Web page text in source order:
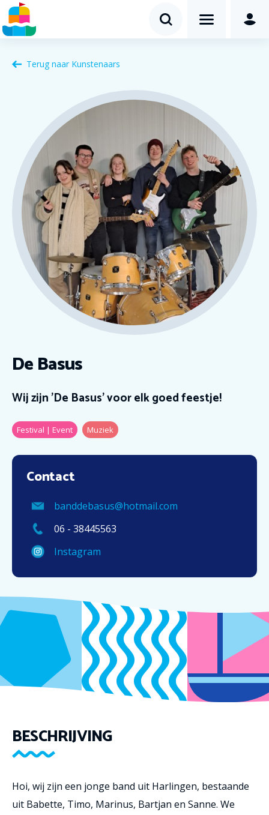
Terug naar Kunstenaars
De Basus
Wij zijn 'De Basus' voor elk goed feestje!
Festival | Event Muziek
Contact
banddebasus@hotmail.com
06 - 38445563
Instagram
BESCHRIJVING
Hoi, wij zijn een jonge band uit Harlingen, bestaande
uit Babette, Timo, Marinus, Bartjan en Sanne. We